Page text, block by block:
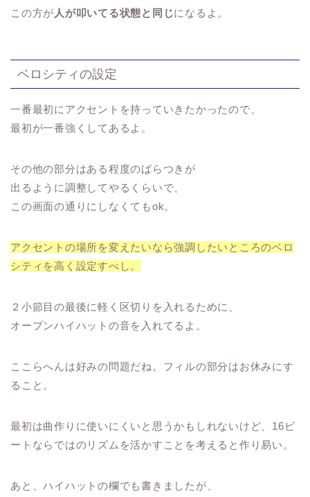
この方が 人が叩いてる状態と同じになるよ。
ベロシティの設定
一番最初にアクセントを持っていきたかったので、
最初が一番強くしてあるよ。
その他の部分はある程度のばらつきが
出るように調整してやるくらいで、
この画面の通りにしなくてもok。
アクセントの場所を変えたいなら強調したいところのベロ
シティを高く設定すべし。
２小節目の最後に軽く区切りを入れるために、
オープンハイハットの音を入れてるよ。
ここらへんは好みの問題だね。フィルの部分はお休みにす
ること。
最初は曲作りに使いにくいと思うかもしれないけど、16ビ
ートならではのリズムを活かすことを考えると作り易い。
あと、ハイハットの欄でも書きましたが、